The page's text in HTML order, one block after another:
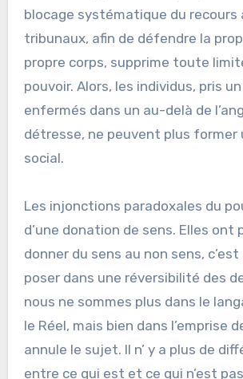
blocage systématique du recours
tribunaux, afin de défendre la
propre corps, supprime toute
pouvoir. Alors, les individus, pris
enfermés dans un au-delà de
détresse, ne peuvent plus former
social.
Les injonctions paradoxales du
d’une donation de sens. Elles ont
donner du sens au non sens,
poser dans une réversibilité des
nous ne sommes plus dans le
le Réel, mais bien dans l’emprise
annule le sujet. Il n’ y a plus de
entre ce qui est et ce qui n’est